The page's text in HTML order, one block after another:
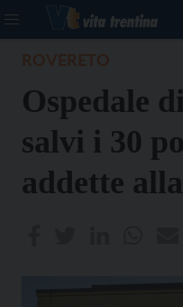
Ospedale
salvi i 30
addette